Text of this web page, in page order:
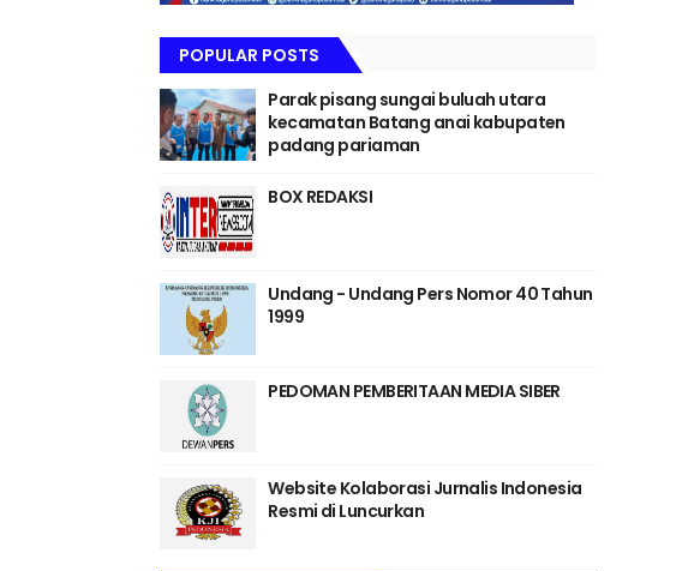
POPULAR POSTS
Parak pisang sungai buluah utara
kecamatan Batang anai kabupaten
padang pariaman
BOX REDAKSI
Undang - Undang Pers Nomor 40 Tahun
1999
PEDOMAN PEMBERITAAN MEDIA SIBER
Website Kolaborasi Jurnalis Indonesia
Resmi di Luncurkan